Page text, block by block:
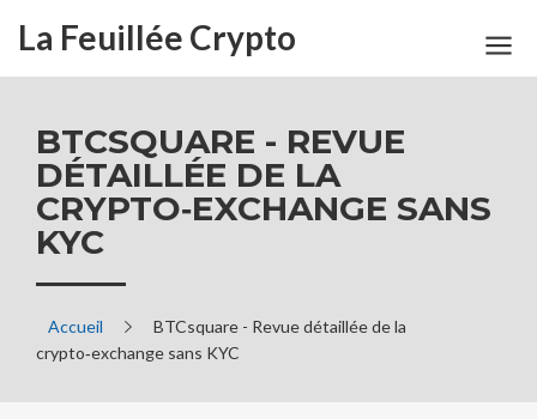
La Feuillée Crypto
BTCSQUARE - REVUE
DÉTAILLÉE DE LA
CRYPTO‑EXCHANGE SANS
KYC
Accueil
BTCsquare - Revue détaillée de la
crypto‑exchange sans KYC